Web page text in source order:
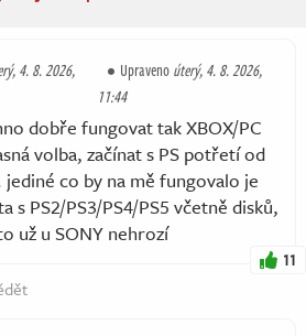
4. 8. 2026,
Upravenoúterý, 4. 8. 2026,
11:44
dobře fungovat tak XBOX/PC
volba, začínat s PS potřetí od
co by na mě fungovalo je
s PS2/PS3/PS4/PS5 včetně disků,
už u SONY nehrozí
11